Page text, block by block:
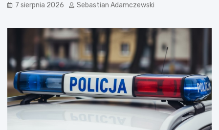
7 sierpnia 2026 Sebastian Adamczewski